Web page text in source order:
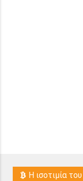
H ισοτιμία